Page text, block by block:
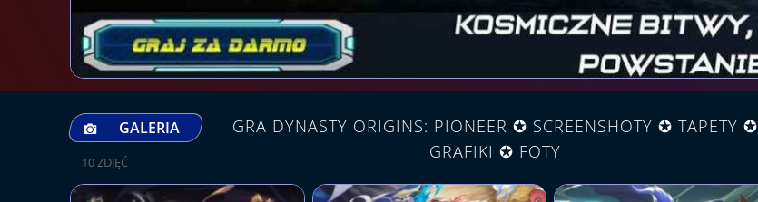
GALERIA
GRA DYNASTY ORIGINS: PIONEER ✪ SCREENSHOTY ✪ TAPETY ✪
GRAFIKI ✪ FOTY
10 ZDJĘĆ